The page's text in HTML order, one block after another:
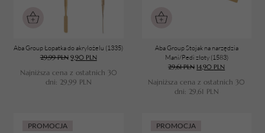
Dwusprężynowe
Aba Group Łopatka do akrylożelu (1335)
29,99PLN 9,90 PLN
Najniższa cena z ostatnich 30
dni: 29,99 PLN
Aba Group Stojak na narzędzia
Mani/Pedi złoty (1583)
29,61PLN 14,90 PLN
Najniższa cena z ostatnich 30
dni: 29,61 PLN
PROMOCJA PROMOCJA